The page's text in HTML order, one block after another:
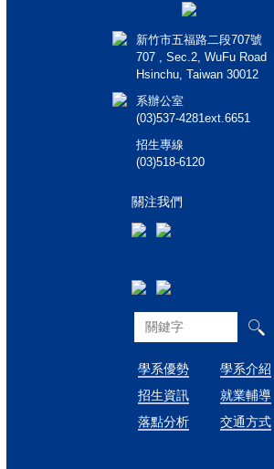
新竹市五福路二段707號
707 , Sec.2, WuFu Road
Hsinchu, Taiwan 30012
系辦公室
(03)537-4281ext.6651
招生專線
(03)518-6120
關注我們
學系優勢
招生資訊
落點分析
學系介紹
就業輔導
交通方式